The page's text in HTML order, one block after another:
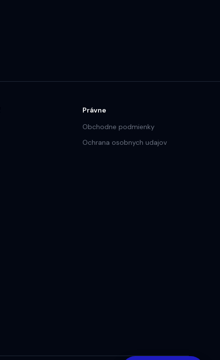
Právne
Obchodne podmienky
Ochrana osobnych udajov